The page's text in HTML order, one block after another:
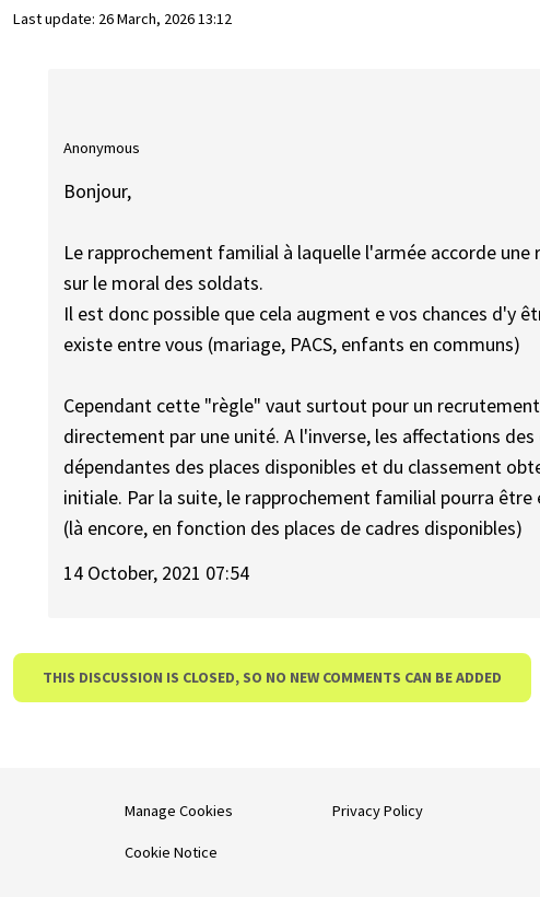
Last update: 26 March, 2026 13:12
Anonymous
Bonjour,
Le rapprochement familial à laquelle l'armée accorde
sur le moral des soldats.
Il est donc possible que cela augment e vos chances d'y
existe entre vous (mariage, PACS, enfants en communs)
Cependant cette "règle" vaut surtout pour un
directement par une unité. A l'inverse, les affectations
dépendantes des places disponibles et du classement
initiale. Par la suite, le rapprochement familial pourra
(là encore, en fonction des places de cadres disponibles)
14 October, 2021 07:54
THIS DISCUSSION IS CLOSED, SO NO NEW COMMENTS CAN BE ADDED
Manage Cookies
Cookie Notice
Privacy Policy